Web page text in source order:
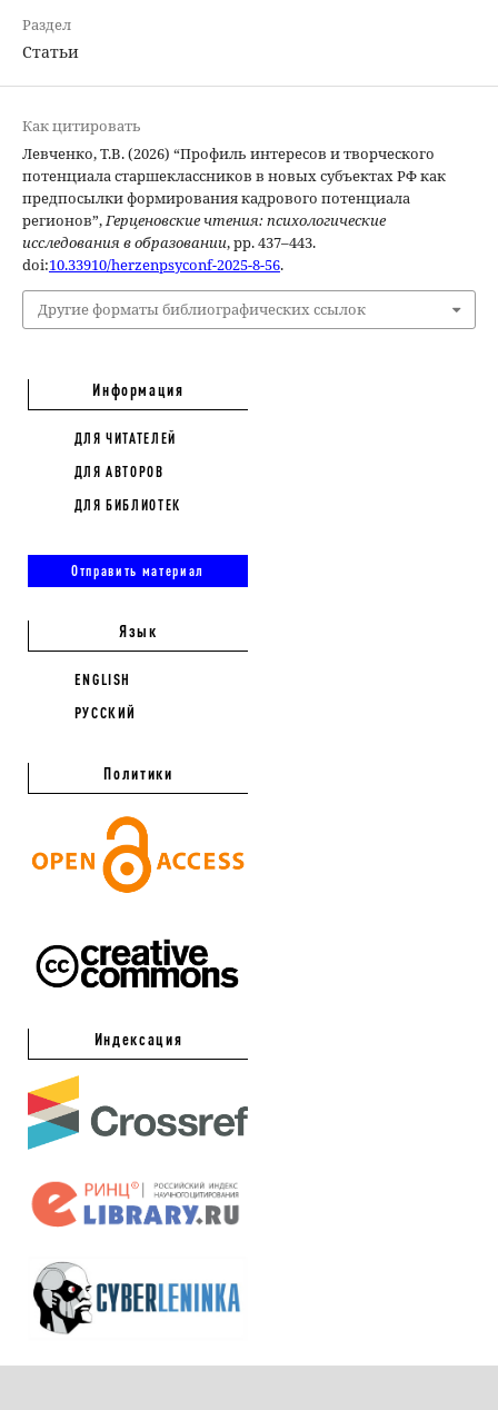
Раздел
Статьи
Как цитировать
Левченко, Т.В. (2026) “Профиль интересов и творческого
потенциала старшеклассников в новых субъектах РФ как
предпосылки формирования кадрового потенциала
регионов”,Герценовские чтения: психологические
исследования в образовании, pp. 437–443.
doi:10.33910/herzenpsyconf-2025-8-56.
Другие форматы библиографических ссылок
Информация
ДЛЯ ЧИТАТЕЛЕЙ
ДЛЯ АВТОРОВ
ДЛЯ БИБЛИОТЕК
Отправить материал
Язык
ENGLISH
РУССКИЙ
Политики
Индексация